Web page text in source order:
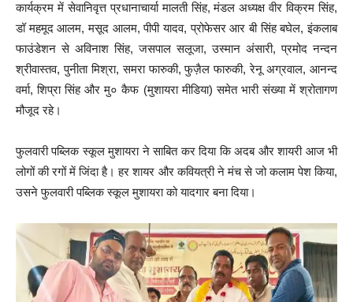
कार्यक्रम में सेवानिवृत्त प्रधानाचार्या मालती सिंह, मंडल अध्यक्ष वीर विक्रम सिंह,
डॉ महमूद आलम, मसूद आलम, पीपी यादव, प्रोफेसर आर बी सिंह बघेल, इंकलाब
फाउंडेशन से अविनाश सिंह, जसपाल सलूजा, उस्मान अंसारी, प्रमोद नन्दन
श्रीवास्तव, पुनीता मिश्रा, समरा फारुकी, फुज़ैल फारुकी, रेनू अग्रवाल, आनन्द
वर्मा, शिप्रा सिंह और मु० कैफ (मुशायरा मीडिया) समेत भारी संख्या में श्रोतागण
मौजूद रहे।
फुलवारी पब्लिक स्कूल मुशायरा ने साबित कर दिया कि अदब और शायरी आज भी
लोगों की रगों में जिंदा है। हर शायर और कवियत्री ने मंच से जो कलाम पेश किया,
उसने फुलवारी पब्लिक स्कूल मुशायरा को यादगार बना दिया।